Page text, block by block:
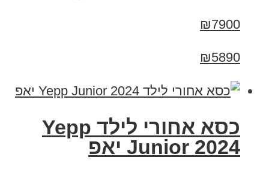
₪7900
₪5890
כסא אחורי לילד Yepp
Junior 2024 יאפ